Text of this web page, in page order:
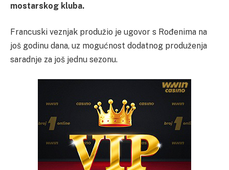
mostarskog kluba.
Francuski veznjak produžio je ugovor s Rođenima na
još godinu dana, uz mogućnost dodatnog produženja
saradnje za još jednu sezonu.